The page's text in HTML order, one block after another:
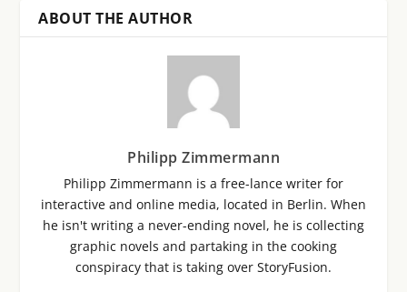
ABOUT THE AUTHOR
Philipp Zimmermann
Philipp Zimmermann is a free-lance writer for
interactive and online media, located in Berlin. When
he isn't writing a never-ending novel, he is collecting
graphic novels and partaking in the cooking
conspiracy that is taking over StoryFusion.